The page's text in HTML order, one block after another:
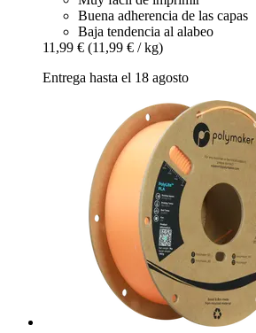
Buena adherencia de las capas
Baja tendencia al alabeo
11,99 € (11,99 € / kg)
Entrega hasta el 18 agosto